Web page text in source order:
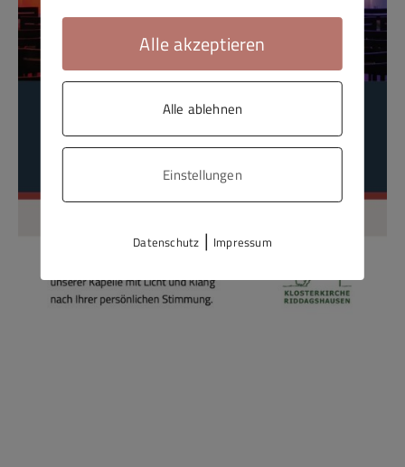
Alle akzeptieren
Alle ablehnen
Einstellungen
Datenschutz | Impressum